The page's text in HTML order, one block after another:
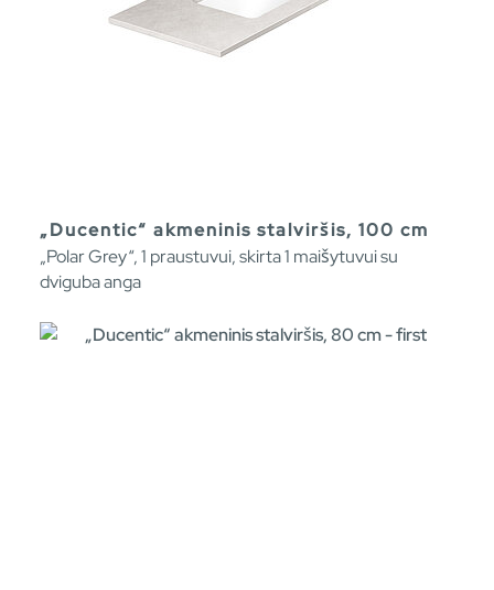
„Ducentic“ akmeninis stalviršis, 100 cm
„Polar Grey“, 1 praustuvui, skirta 1 maišytuvui su
dviguba anga